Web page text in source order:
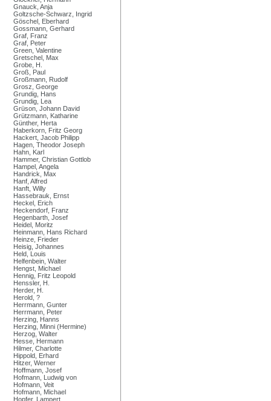
Gnauck, Anja
Goltzsche-Schwarz, Ingrid
Göschel, Eberhard
Gossmann, Gerhard
Graf, Franz
Graf, Peter
Green, Valentine
Gretschel, Max
Grobe, H.
Groß, Paul
Großmann, Rudolf
Grosz, George
Grundig, Hans
Grundig, Lea
Grüson, Johann David
Grützmann, Katharine
Günther, Herta
Haberkorn, Fritz Georg
Hackert, Jacob Philipp
Hagen, Theodor Joseph
Hahn, Karl
Hammer, Christian Gottlob
Hampel, Angela
Handrick, Max
Hanf, Alfred
Hanft, Willy
Hassebrauk, Ernst
Heckel, Erich
Heckendorf, Franz
Hegenbarth, Josef
Heidel, Moritz
Heinmann, Hans Richard
Heinze, Frieder
Heisig, Johannes
Held, Louis
Helfenbein, Walter
Hengst, Michael
Hennig, Fritz Leopold
Henssler, H.
Herder, H.
Herold, ?
Herrmann, Gunter
Herrmann, Peter
Herzing, Hanns
Herzing, Minni (Hermine)
Herzog, Walter
Hesse, Hermann
Hilmer, Charlotte
Hippold, Erhard
Hitzer, Werner
Hoffmann, Josef
Hofmann, Ludwig von
Hofmann, Veit
Hofmann, Michael
Hopfer, Lampert